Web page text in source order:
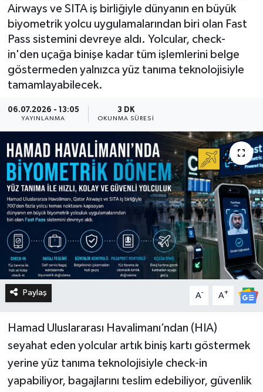
Airways ve SITA iş birliğiyle dünyanın en büyük
biyometrik yolcu uygulamalarından biri olan Fast
Pass sistemini devreye aldı. Yolcular, check-
in'den uçağa binişe kadar tüm işlemlerini belge
göstermeden yalnızca yüz tanıma teknolojisiyle
tamamlayabilecek.
06.07.2026 - 13:05
YAYINLANMA
3 DK
OKUNMA SÜRESI
Paylaş A- A+
Hamad Uluslararası Havalimanı’ndan (HIA)
seyahat eden yolcular artık biniş kartı göstermek
yerine yüz tanıma teknolojisiyle check-in
yapabiliyor, bagajlarını teslim edebiliyor, güvenlik